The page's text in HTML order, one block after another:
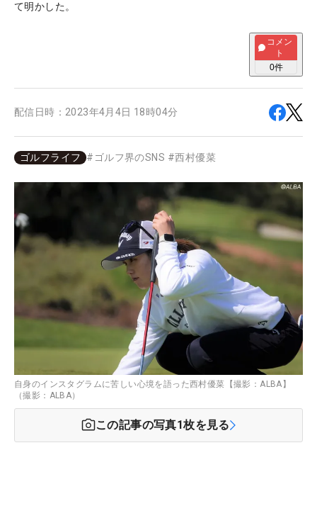
て明かした。
コメン
ト
0件
配信日時： 2023年4月4日 18時04分
ゴルフライフ # ゴルフ界のSNS #西村優菜
自身のインスタグラムに苦しい心境を語った西村優菜【撮影：ALBA】
（撮影：ALBA）
この記事の写真1枚を見る